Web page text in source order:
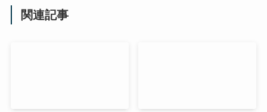
関連記事